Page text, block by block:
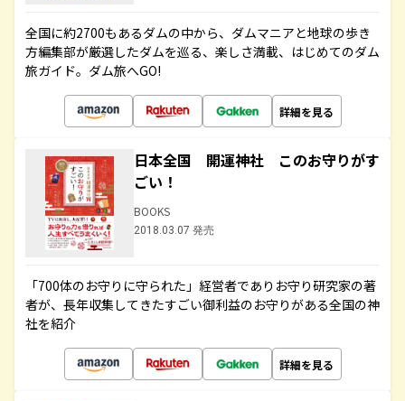
全国に約2700もあるダムの中から、ダムマニアと地球の歩き
方編集部が厳選したダムを巡る、楽しさ満載、はじめてのダム
旅ガイド。ダム旅へGO!
詳細を見る
日本全国 開運神社 このお守りがす
ごい！
BOOKS
2018.03.07 発売
「700体のお守りに守られた」経営者でありお守り研究家の著
者が、長年収集してきたすごい御利益のお守りがある全国の神
社を紹介
詳細を見る